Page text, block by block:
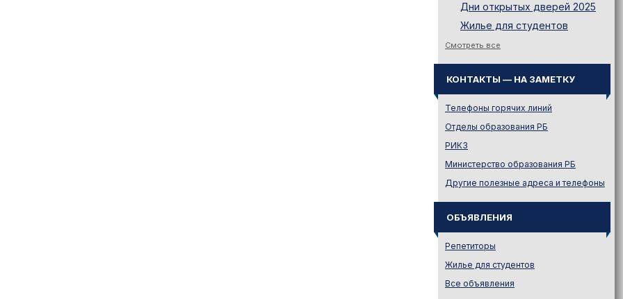
Дни открытых дверей 2025
Жилье для студентов
Законодательство
Иностранному абитуриенту
Куда поступать на твою
специальность?
Куда поступать? — Это надо
знать!
Новости образования и не
Подготовительные курсы
Подготовка к ЦЭ и ЦТ.
Репетиторы
Поступление в вузы
Проходные баллы в вузах
Беларуси
Смотреть все
КОНТАКТЫ — НА ЗАМЕТКУ
Телефоны горячих линий
Отделы образования РБ
РИКЗ
Министерство образования РБ
Другие полезные адреса и телефоны
ОБЪЯВЛЕНИЯ
Репетиторы
Жилье для студентов
Все объявления